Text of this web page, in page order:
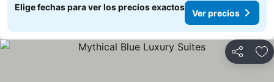
Elige fechas para ver los precios exactos
Ver precios
Compartir